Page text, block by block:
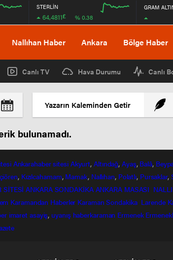
STERLİN
64,4811£ % 0.38
GRAM
Nallıhan Haber Ankara Bölge Haber
Canlı TV Hava Durumu Canlı
Yazarın Kaleminden Getir
bulunamadı.
Ankarahabersitesi Akyurt,Altındağ,Ayaş, Balâ,
, Kızılcahamam, Mamak, Nallıhan, Polatlı, Pursaklar,
SİTESİ ANKARA SONDAKİKA ANKARA MASASI
Karamandan Haberler Karaman Sondakika Larende
imaret asayiş, uyanış haberkaraman Ermenek